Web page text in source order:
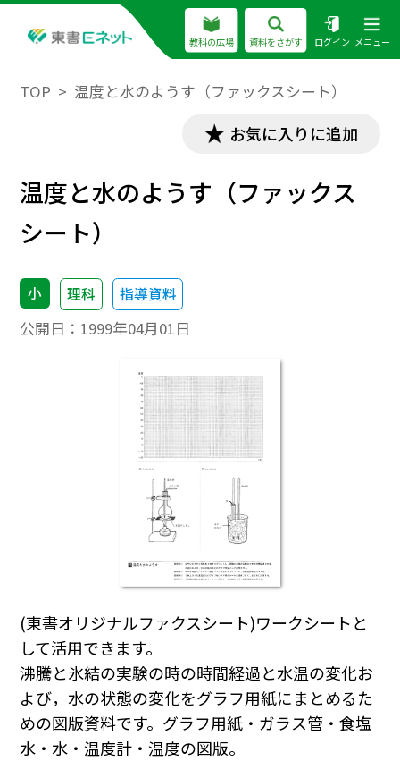
教科の広場 資料をさがす ログイン メニュー
TOP 温度と水のようす（ファックスシート）
お気に入りに追加
温度と水のようす（ファックス
シート）
小 理科 指導資料
公開日： 1999年04月01日
(東書オリジナルファクスシート)ワークシートと
して活用できます。
沸騰と氷結の実験の時の時間経過と水温の変化お
よび，水の状態の変化をグラフ用紙にまとめるた
めの図版資料です。グラフ用紙・ガラス管・食塩
水・水・温度計・温度の図版。